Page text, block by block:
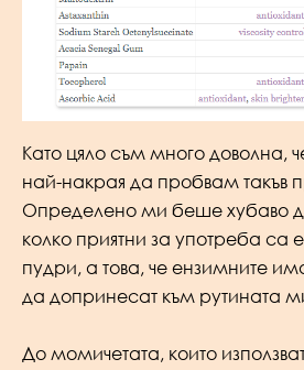
Като цяло съм много доволна,
най-накрая да пробвам такъв
Определено ми беше хубаво
колко приятни за употреба
пудри, а това, че ензимните
да допринесат към рутината
До момичетата, които